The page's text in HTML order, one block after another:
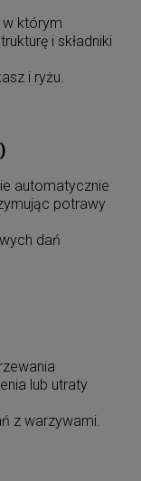
w którym
i składniki
i ryżu.
automatycznie
potrawy
dań
lub utraty
z warzywami.